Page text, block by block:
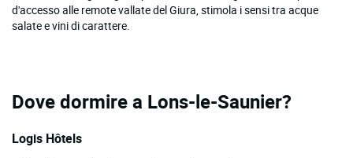
d'accesso alle remote vallate del Giura, stimola i sensi tra acque
salate e vini di carattere.
Dove dormire a Lons-le-Saunier?
Logis Hôtels